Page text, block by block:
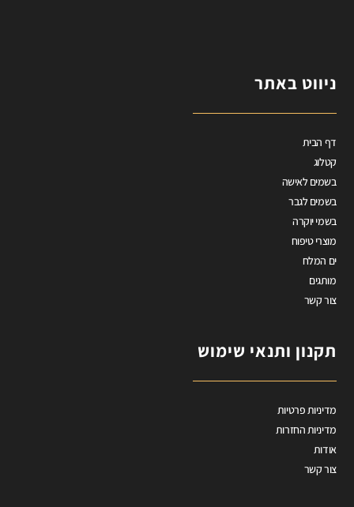
ניווט באתר
דף הבית
קטלוג
בשמים לאישה
בשמים לגבר
בשמי יוקרה
מוצרי טיפוח
ים המלח
מותגים
צור קשר
תקנון ותנאי שימוש
מדיניות פרטיות
מדיניות החזרות
אודות
צור קשר